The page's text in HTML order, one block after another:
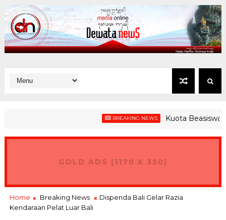
BREAKING NEWS Kuota Beasiswa
GOLD ADS (1170 X 350)
Home Breaking News
Dispenda Bali Gelar Razia
Kendaraan Pelat Luar Bali